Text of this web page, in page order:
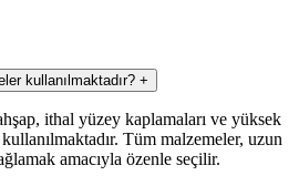
kullanılmaktadır? +
ithal yüzey kaplamaları ve yüksek
Tüm malzemeler, uzun
amacıyla özenle seçilir.